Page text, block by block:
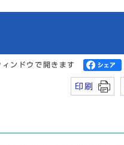
ンドウで開きます
印刷